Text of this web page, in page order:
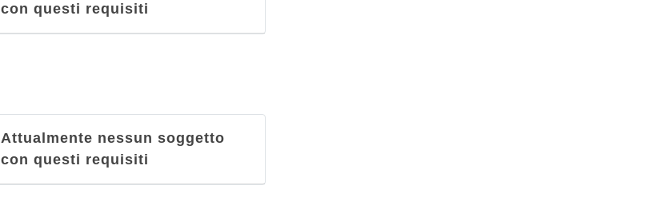
con questi requisiti
Attualmente nessun soggetto
con questi requisiti